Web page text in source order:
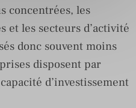
concentrées, les
les secteurs d’activité
donc souvent moins
disposent par
d’investissement